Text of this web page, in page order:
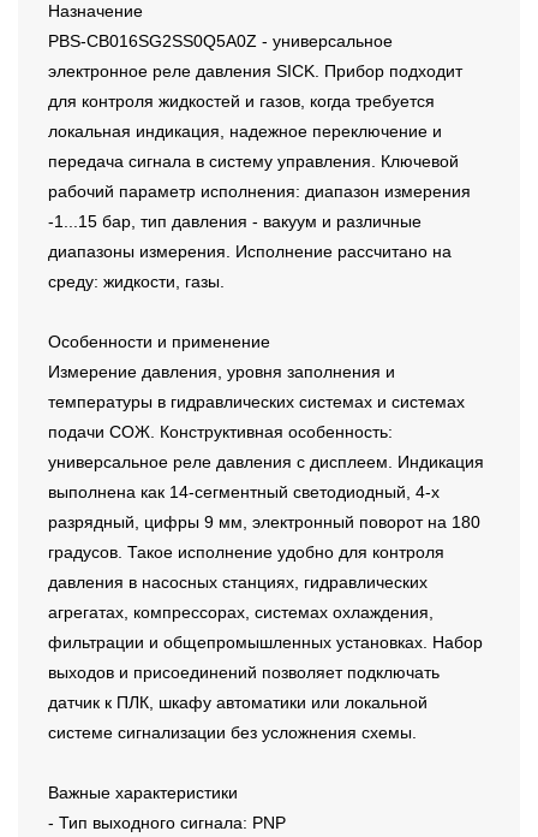
Назначение
PBS-CB016SG2SS0Q5A0Z - универсальное
электронное реле давления SICK. Прибор подходит
для контроля жидкостей и газов, когда требуется
локальная индикация, надежное переключение и
передача сигнала в систему управления. Ключевой
рабочий параметр исполнения: диапазон измерения
-1...15 бар, тип давления - вакуум и различные
диапазоны измерения. Исполнение рассчитано на
среду: жидкости, газы.
Особенности и применение
Измерение давления, уровня заполнения и
температуры в гидравлических системах и системах
подачи СОЖ. Конструктивная особенность:
универсальное реле давления с дисплеем. Индикация
выполнена как 14-сегментный светодиодный, 4-х
разрядный, цифры 9 мм, электронный поворот на 180
градусов. Такое исполнение удобно для контроля
давления в насосных станциях, гидравлических
агрегатах, компрессорах, системах охлаждения,
фильтрации и общепромышленных установках. Набор
выходов и присоединений позволяет подключать
датчик к ПЛК, шкафу автоматики или локальной
системе сигнализации без усложнения схемы.
Важные характеристики
- Тип выходного сигнала: PNP